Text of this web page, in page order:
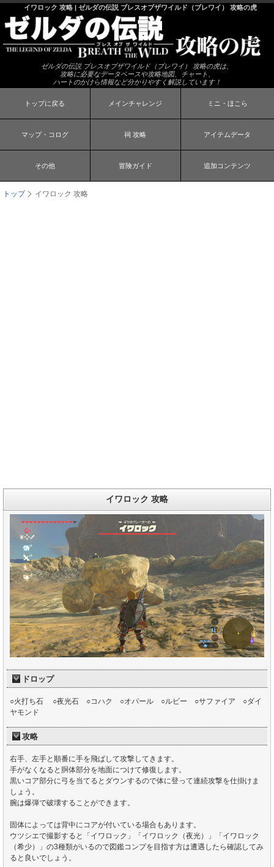
イワロック 攻略 | ゼルダの伝説 ブレスオブザワイルド（ブレワイ） 攻略の虎
ゼルダの伝説 ブレスオブザワイルド（ブレワイ） 攻略の虎は、
攻略に必要なデータベースや攻略地図、チャート、
ハートのかけら情報など分かりやすく解説しています！
トップに戻る メインチャレンジ ミニ・ほこら
マップ・コログ 祠 攻略 アイテムデータ
その他 冒険ガイド 追加コンテンツ
トップ イワロック 攻略
イワロック 攻略
ドロップ
○火打ち石 ○夜光石 ○コハク ○オパール ○ルビー ○サファイア ○ダイ
ヤモンド
攻略
右手、左手と順番に手を飛ばして攻撃してきます。
手がなくなると胴体部分を地面につけて修復します。
黒いコア部分に弓を当てるとダウンするので体に登って連続攻撃を仕掛けま
しょう。
腕は爆弾で破壊することができます。
固体によっては背中にコアが付いている場合もあります。
ウツシエで撮影すると「イワロック」「イワロック（夜光）」「イワロック
（希少）」の3種類がいるので図鑑コンプを目指す方は遭遇したら確認してみ
ると良いでしょう。